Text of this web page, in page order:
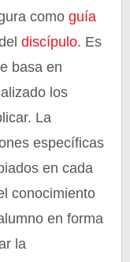
comoguía
discípulo. Es
basa en
los
La
específicas
en cada
conocimiento
en forma
la